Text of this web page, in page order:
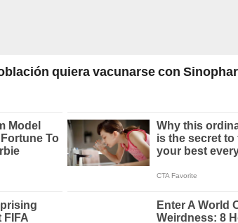
quiera vacunarse con